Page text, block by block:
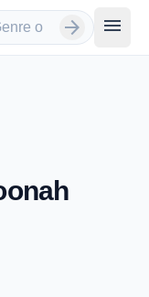
arrow_forward menu